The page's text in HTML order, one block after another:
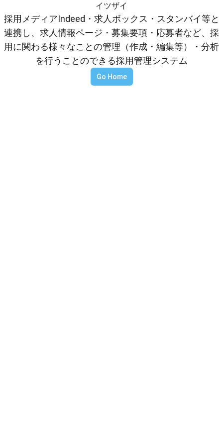
イツザイ
採用メディアIndeed・求人ボックス・スタンバイ等と
連携し、求人情報ページ・募集要項・応募者など、採
用に関わる様々なことの管理（作成・編集等）・分析
を行うことのできる採用管理システム
Go Home